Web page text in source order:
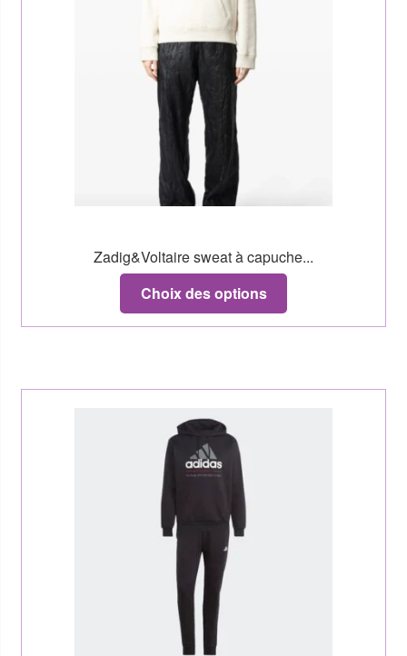
Zadig&Voltaire sweat à capuche...
Choix des options